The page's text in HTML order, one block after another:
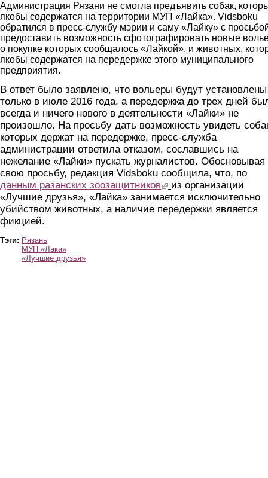
Администрация Рязани не смогла предъявить собак,
якобы содержатся на территории МУП «Лайка». Vidsboku
обратился в пресс-службу мэрии и саму «Лайку» с
предоставить возможность сфотографировать новые
о покупке которых сообщалось «Лайкой», и животных,
якобы содержатся на передержке этого муниципального
предприятия.
В ответ было заявлено, что вольеры будут установлены
только в июле 2016 года, а передержка до трех дней
всегда и ничего нового в деятельности «Лайки» не
произошло. На просьбу дать возможность увидеть
которых держат на передержке, пресс-служба
администрации ответила отказом, сославшись на
нежелание «Лайки» пускать журналистов. Обосновывая
свою просьбу, редакция Vidsboku сообщила, что, по
данным разанских зоозащитников(link is external)
из организации
«Лучшие друзья», «Лайка» занимается исключительно
убийством животных, а наличие передержки является
фикцией.
Тэги: Рязань
МУП «Лака»
«Лучшие друзья»